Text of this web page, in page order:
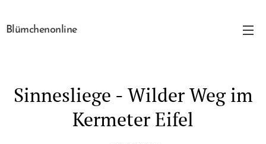
Blümchenonline
Sinnesliege - Wilder Weg im
Kermeter Eifel